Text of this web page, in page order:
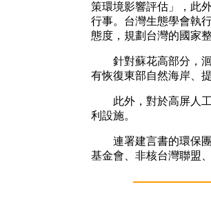
策環境影響評估」，此
行事。台灣生態學會執
態度，規劃台灣的國家整
針對蘇花高部分，洄
有恢復東部自然海岸、
此外，對於高屏人工
利設施。
連署建言書的環保團
基金會、非核台灣聯盟